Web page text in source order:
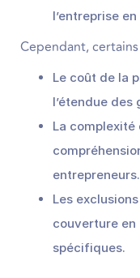
l’entreprise
Cependant,
Le coût de la
l’étendue des
La
entrepreneurs.
Les
couverture
spécifiques.